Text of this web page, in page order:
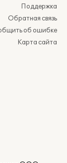
Поддержка
Обратная связь
об ошибке
Карта сайта